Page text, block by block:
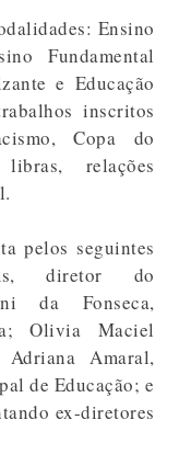
Ensino
Fundamental
e Educação
inscritos
Copa do
relações
pelos seguintes
diretor do
da Fonseca,
Olivia Maciel
Amaral,
de Educação; e
ex-diretores